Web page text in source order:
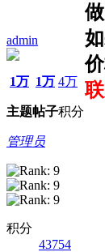
admin
1万
主题
1万
帖子
4万
积分
管理员
积分
43754